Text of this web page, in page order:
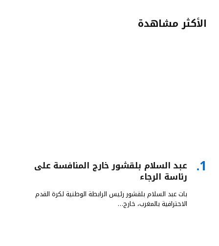
الأكثر مشاهدة
عبد السلام بلقشور خارج المنافسة على
رئاسة الرجاء
بات عبد السلام بلقشور رئيس الرابطة الوطنية لكرة القدم
الاحترافية بالمغرب، خارج…